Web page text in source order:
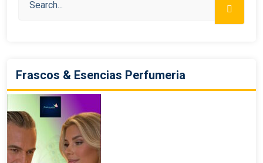
Frascos & Esencias Perfumeria